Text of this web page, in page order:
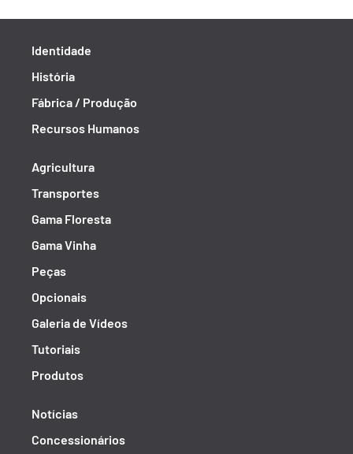
Identidade
História
Fábrica / Produção
Recursos Humanos
Agricultura
Transportes
Gama Floresta
Gama Vinha
Peças
Opcionais
Galeria de Vídeos
Tutoriais
Produtos
Notícias
Concessionários